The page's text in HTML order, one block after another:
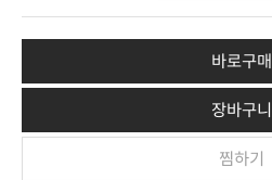
바로구매
장바구니
찜하기